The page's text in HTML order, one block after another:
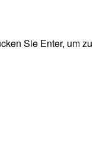
Sie Enter, um zu